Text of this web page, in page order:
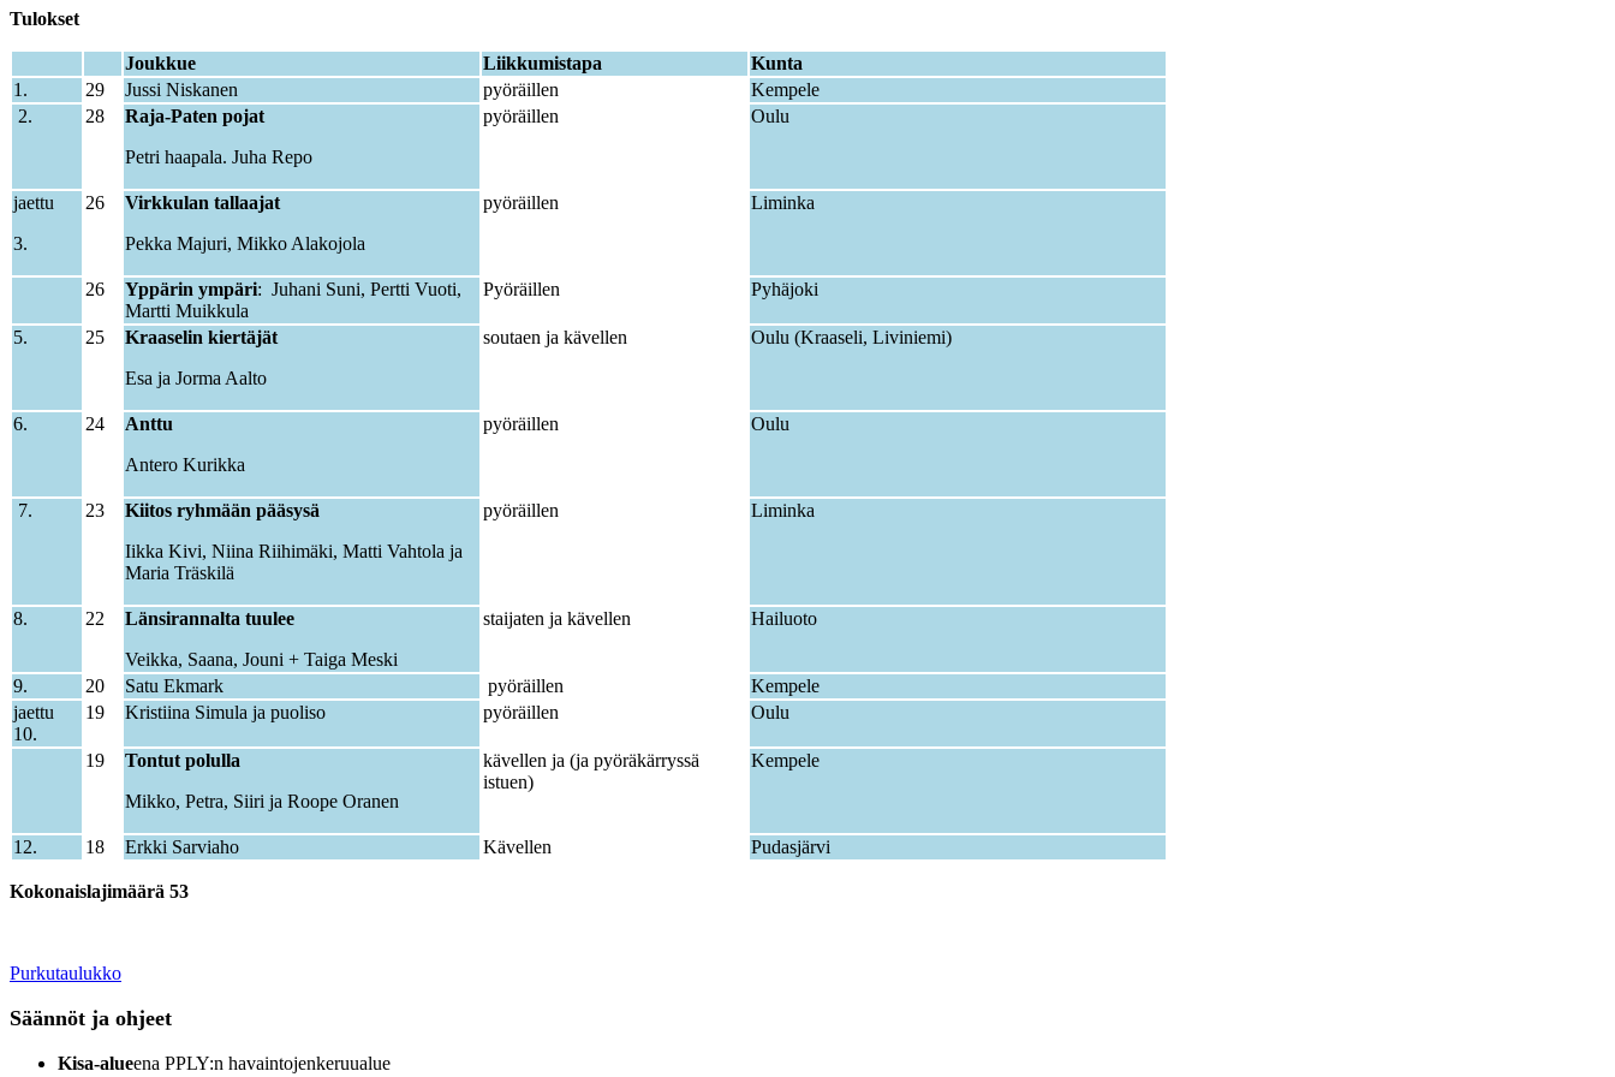
Tulokset
Joukkue Liikkumistapa
Kunta
1.
29 Jussi Niskanen pyöräillen
Kempele
2.
28
Raja-Paten pojat
Petri haapala. Juha Repo
pyöräillen Oulu
jaettu
3.
26
Virkkulan tallaajat
Pekka Majuri, Mikko Alakojola
pyöräillen Liminka
26 Yppärin ympäri: Juhani Suni, Pertti Vuoti,
Martti Muikkula
Pyöräillen Pyhäjoki
5. 25
Kraaselin kiertäjät
Esa ja Jorma Aalto
soutaen ja kävellen Oulu (Kraaseli, Liviniemi)
6. 24
Anttu
Antero Kurikka
pyöräillen Oulu
7. 23
Kiitos ryhmään pääsysä
Iikka Kivi, Niina Riihimäki, Matti Vahtola ja
Maria Träskilä
pyöräillen Liminka
8. 22
Länsirannalta tuulee
Veikka, Saana, Jouni + Taiga Meski
staijaten ja kävellen Hailuoto
9. 20 Satu Ekmark pyöräillen
Kempele
jaettu
10.
19 Kristiina Simula ja puoliso pyöräillen Oulu
19
Tontut polulla
Mikko, Petra, Siiri ja Roope Oranen
kävellen ja (ja pyöräkärryssä
istuen)
Kempele
12. 18 Erkki Sarviaho Kävellen Pudasjärvi
Kokonaislajimäärä 53
Purkutaulukko
Säännöt ja ohjeet
Kisa-alueena PPLY:n havaintojenkeruualue